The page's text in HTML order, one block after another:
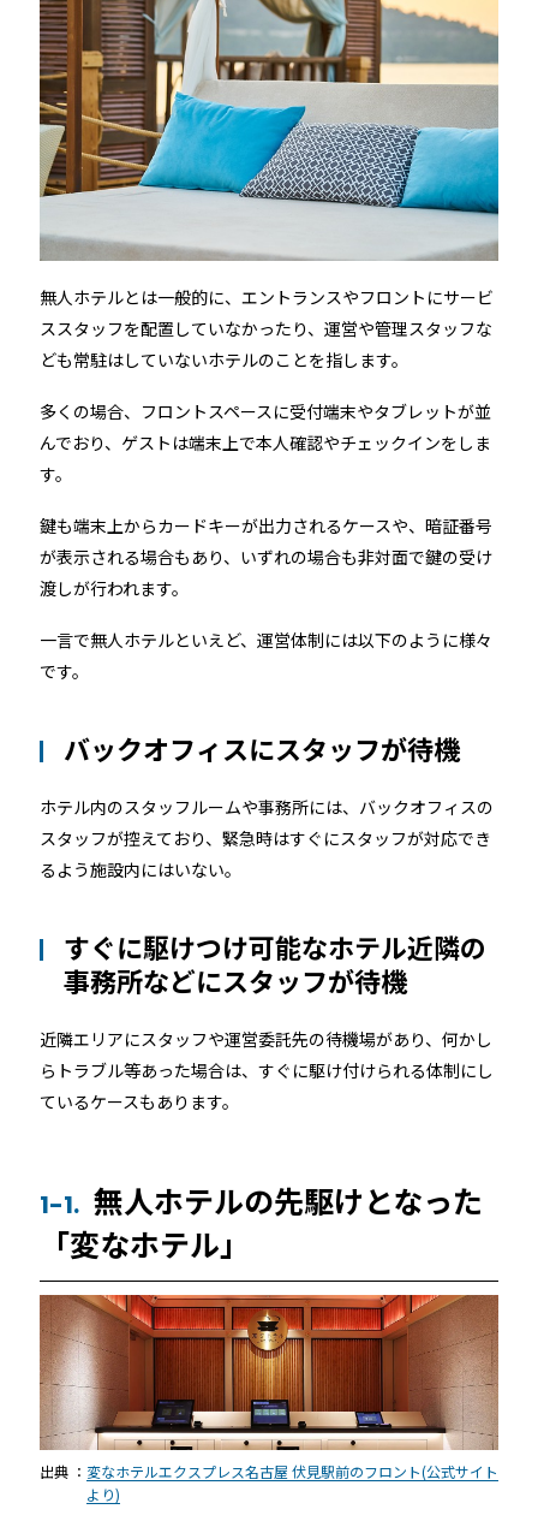
無人ホテルとは一般的に、エントランスやフロントにサービ
ススタッフを配置していなかったり、運営や管理スタッフな
ども常駐はしていないホテルのことを指します。
多くの場合、フロントスペースに受付端末やタブレットが並
んでおり、ゲストは端末上で本人確認やチェックインをしま
す。
鍵も端末上からカードキーが出力されるケースや、暗証番号
が表示される場合もあり、いずれの場合も非対面で鍵の受け
渡しが行われます。
一言で無人ホテルといえど、運営体制には以下のように様々
です。
バックオフィスにスタッフが待機
ホテル内のスタッフルームや事務所には、バックオフィスの
スタッフが控えており、緊急時はすぐにスタッフが対応でき
るよう施設内にはいない。
すぐに駆けつけ可能なホテル近隣の
事務所などにスタッフが待機
近隣エリアにスタッフや運営委託先の待機場があり、何かし
らトラブル等あった場合は、すぐに駆け付けられる体制にし
ているケースもあります。
1-1. 無人ホテルの先駆けとなった
「変なホテル」
出典 ： 変なホテルエクスプレス名古屋 伏見駅前のフロント(公式サイト
より)
RemoteLOCKを導入するメリット
活用事例
お客さまの声
宿泊施設での運用におすすめの記事３選
無人・省人運営の宿泊施設におすすめのPMS 4選
ホテルや宿泊施設に導入するスマートロックの選び方
とポイントを解説
Apple ウォレットを使った宿泊施設のキーレス化と
は？
ユニバーサルアクセスキー＆かぎ
他社スマートロックとの連携
システム連携トップ
連携システム一覧
API連携
製品情報
製品情報トップ
製品ラインナップ
RemoteLOCK 500i
RemoteLOCK 700i
RemoteLOCK 8j-S
RemoteLOCK 9j
RemoteLOCK 9j-Q
TOBIRA
利用事例
利用事例トップ
事例一覧
宿泊施設
店舗
オフィス
公共施設
導入の流れ
取付工事
取付工事トップ
工事の様子
施工パートナー 一覧
お役立ち記事
カスタマーサポート
お知らせ